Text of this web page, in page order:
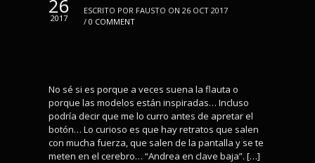
26
2017
ESCRITO POR FAUSTO ON 26 OCT 2017
/ 0 COMMENT
No sé si es porque a veces suena la flauta o
porque las modelos están inspiradas… Incluso
podría decir que me lo curro antes de apretar el
botón… Lo curioso es que hay retratos que salen
con mucha fuerza, que salen de la pantalla y se te
meten en el cerebro… “Andrea en clave baja”. […]